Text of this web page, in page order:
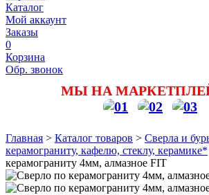
Каталог
Мой аккаунт
Заказы
0
Корзина
Обр. звонок
МЫ НА
Главная > Каталог товаров > Сверла и
керамограниту, кафелю, стеклу, керамике*
керамограниту 4мм, алмазное FIT